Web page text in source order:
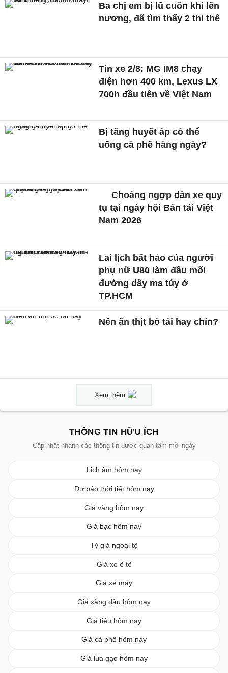
Ba chị em bị lũ cuốn khi lên
nương, đã tìm thấy 2 thi thể
Tin xe 2/8: MG IM8 chạy
điện hơn 400 km, Lexus LX
700h đầu tiên về Việt Nam
Bị tăng huyết áp có thể
uống cà phê hàng ngày?
Choáng ngợp dàn xe quy
tụ tại ngày hội Bán tải Việt
Nam 2026
Lai lịch bất hảo của người
phụ nữ U80 làm đầu mối
đường dây ma túy ở
TP.HCM
Nên ăn thịt bò tái hay chín?
Xem thêm
THÔNG TIN HỮU ÍCH
Cập nhật nhanh các thông tin được quan tâm mỗi ngày
Lịch âm hôm nay
Dự báo thời tiết hôm nay
Giá vàng hôm nay
Giá bạc hôm nay
Tỷ giá ngoại tệ
Giá xe ô tô
Giá xe máy
Giá xăng dầu hôm nay
Giá tiêu hôm nay
Giá cà phê hôm nay
Giá lúa gạo hôm nay